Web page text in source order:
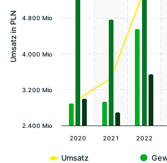
Umsatz in PLN
Umsatz
2020 2021 2022
2.400 Mio
3.200 Mio
4.000 Mio
4.800 Mio